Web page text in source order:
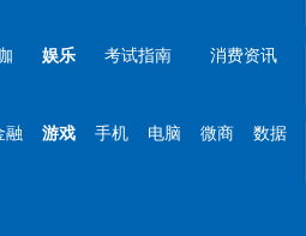
娱乐 考试指南 消费资讯
融 游戏 手机 电脑 微商 数据